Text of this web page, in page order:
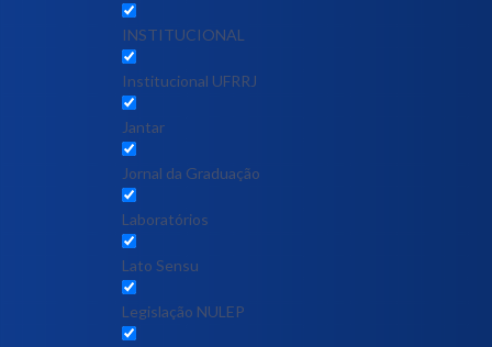
INSTITUCIONAL
Institucional UFRRJ
Jantar
Jornal da Graduação
Laboratórios
Lato Sensu
Legislação NULEP